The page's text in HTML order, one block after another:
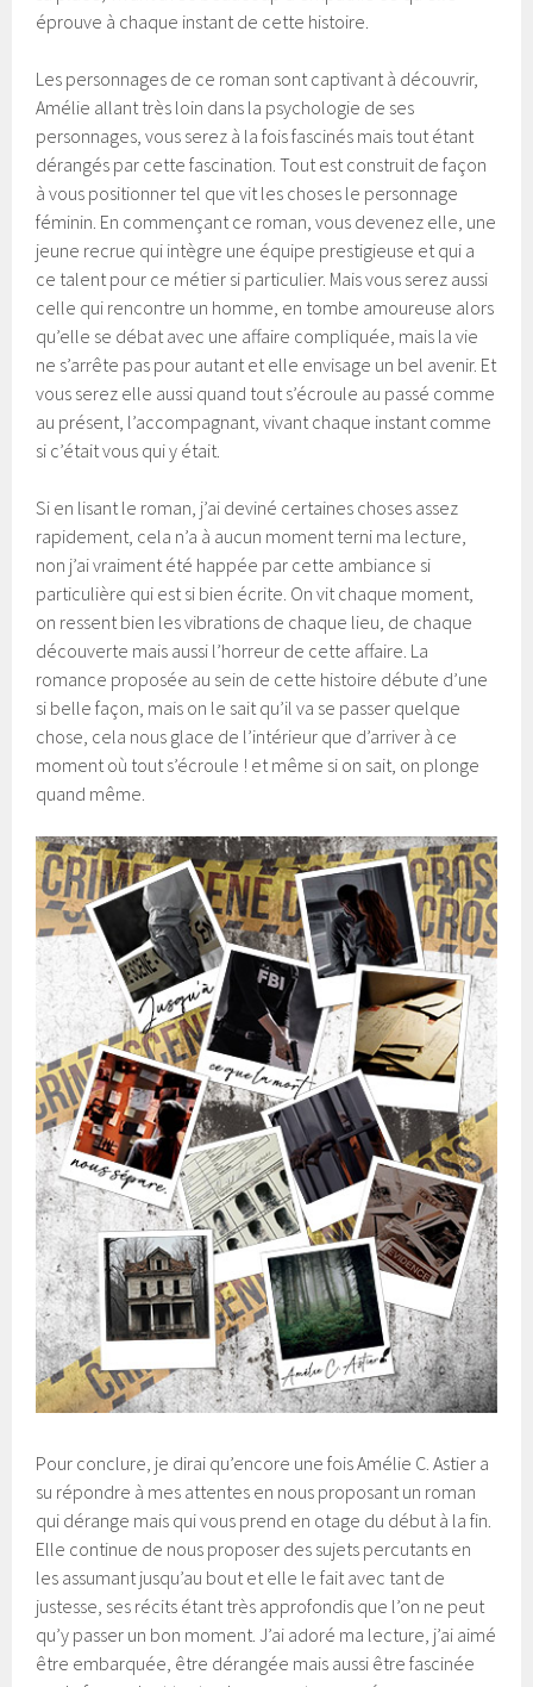
éprouve à chaque instant de cette histoire.
Les personnages de ce roman sont captivant à découvrir,
Amélie allant très loin dans la psychologie de ses
personnages, vous serez à la fois fascinés mais tout étant
dérangés par cette fascination. Tout est construit de façon
à vous positionner tel que vit les choses le personnage
féminin. En commençant ce roman, vous devenez elle, une
jeune recrue qui intègre une équipe prestigieuse et qui a
ce talent pour ce métier si particulier. Mais vous serez aussi
celle qui rencontre un homme, en tombe amoureuse alors
qu’elle se débat avec une affaire compliquée, mais la vie
ne s’arrête pas pour autant et elle envisage un bel avenir. Et
vous serez elle aussi quand tout s’écroule au passé comme
au présent, l’accompagnant, vivant chaque instant comme
si c’était vous qui y était.
Si en lisant le roman, j’ai deviné certaines choses assez
rapidement, cela n’a à aucun moment terni ma lecture,
non j’ai vraiment été happée par cette ambiance si
particulière qui est si bien écrite. On vit chaque moment,
on ressent bien les vibrations de chaque lieu, de chaque
découverte mais aussi l’horreur de cette affaire. La
romance proposée au sein de cette histoire débute d’une
si belle façon, mais on le sait qu’il va se passer quelque
chose, cela nous glace de l’intérieur que d’arriver à ce
moment où tout s’écroule ! et même si on sait, on plonge
quand même.
Pour conclure, je dirai qu’encore une fois Amélie C. Astier a
su répondre à mes attentes en nous proposant un roman
qui dérange mais qui vous prend en otage du début à la fin.
Elle continue de nous proposer des sujets percutants en
les assumant jusqu’au bout et elle le fait avec tant de
justesse, ses récits étant très approfondis que l’on ne peut
qu’y passer un bon moment. J’ai adoré ma lecture, j’ai aimé
être embarquée, être dérangée mais aussi être fascinée